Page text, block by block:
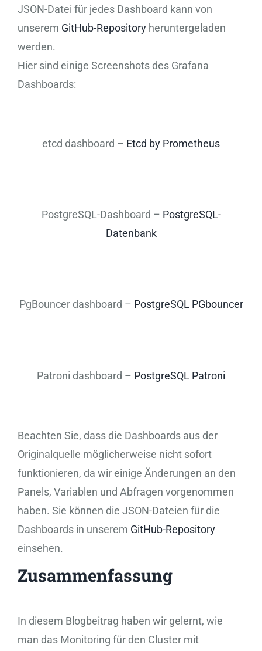
JSON-Datei für jedes Dashboard kann von
unserem GitHub-Repositoryheruntergeladen
werden.
Hier sind einige Screenshots des Grafana
Dashboards:
etcd dashboard – Etcd by Prometheus
PostgreSQL-Dashboard – PostgreSQL-
Datenbank
PgBouncer dashboard – PostgreSQL PGbouncer
Patroni dashboard – PostgreSQL Patroni
Beachten Sie, dass die Dashboards aus der
Originalquelle möglicherweise nicht sofort
funktionieren, da wir einige Änderungen an den
Panels, Variablen und Abfragen vorgenommen
haben. Sie können die JSON-Dateien für die
Dashboards in unserem GitHub-Repository
einsehen.
Zusammenfassung
In diesem Blogbeitrag haben wir gelernt, wie
man das Monitoring für den Cluster mit